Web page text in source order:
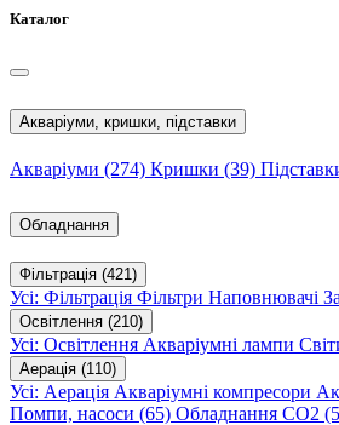
Каталог
Акваріуми, кришки, підставки
Акваріуми (274) Кришки (39)
Обладнання
Фільтрація (421)
Усі: Фільтрація Фільтри Наповнювачі
Освітлення (210)
Усі: Освітлення Акваріумні лампи
Аерація (110)
Усі: Аерація Акваріумні компресори
Помпи, насоси (65) Обладнання CO2